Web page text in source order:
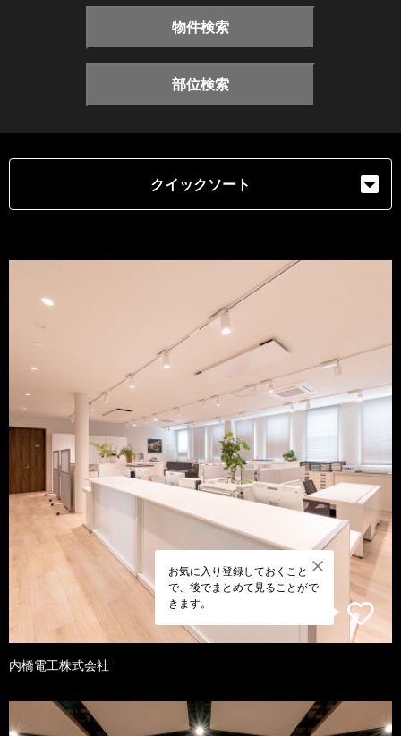
物件検索
部位検索
クイックソート
お気に入り登録しておくこと
で、後でまとめて見ることがで
きます。
内橋電工株式会社